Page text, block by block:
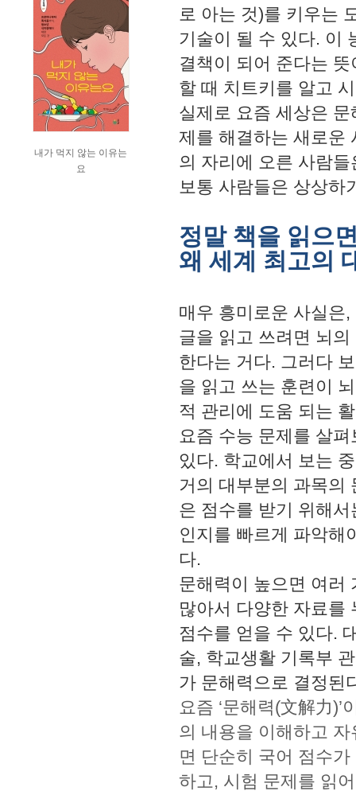
내가 먹지 않는 이유는
요
로 아는 것)를 키우는
기술이 될 수 있다. 이
결책이 되어 준다는
할 때 치트키를 알고
실제로 요즘 세상은
제를 해결하는 새로운
의 자리에 오른 사람
보통 사람들은 상상하
정말 책을 읽으
왜 세계 최고의
매우 흥미로운 사실은
글을 읽고 쓰려면 뇌
한다는 거다. 그러다
을 읽고 쓰는 훈련이
적 관리에 도움 되는
요즘 수능 문제를 살
있다. 학교에서 보는
거의 대부분의 과목의
은 점수를 받기 위해
인지를 빠르게 파악해
다.
문해력이 높으면 여러
많아서 다양한 자료를
점수를 얻을 수 있다.
술, 학교생활 기록부
가 문해력으로 결정된
요즘 ‘문해력(文解力
의 내용을 이해하고
면 단순히 국어 점수
하고, 시험 문제를 읽